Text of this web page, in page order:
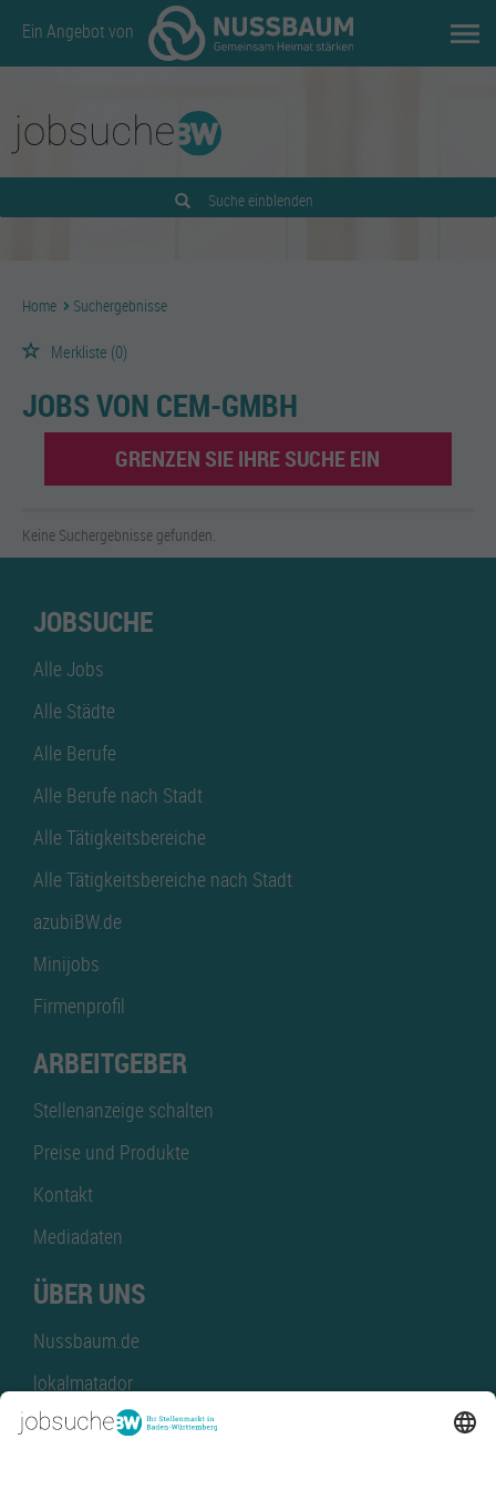
Ein Angebot von
Suche einblenden
Home Suchergebnisse
Merkliste (0)
JOBS VON CEM-GMBH
GRENZEN SIE IHRE SUCHE EIN
Keine Suchergebnisse gefunden.
JOBSUCHE
Alle Jobs
Alle Städte
Alle Berufe
Alle Berufe nach Stadt
Alle Tätigkeitsbereiche
Alle Tätigkeitsbereiche nach Stadt
azubiBW.de
Minijobs
Firmenprofil
ARBEITGEBER
Stellenanzeige schalten
Preise und Produkte
Kontakt
Mediadaten
ÜBER UNS
Nussbaum.de
lokalmatador
kaufinBW